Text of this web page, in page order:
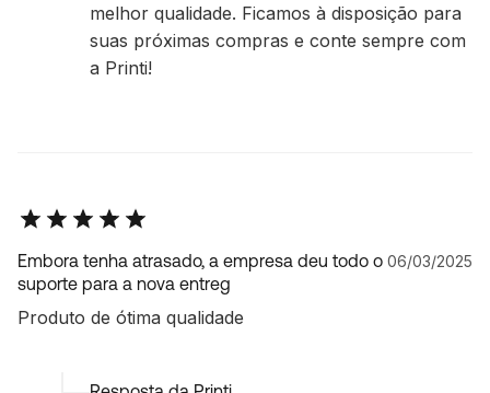
melhor qualidade. Ficamos à disposição para
suas próximas compras e conte sempre com
a Printi!
Embora tenha atrasado, a empresa deu todo o
suporte para a nova entreg
Produto de ótima qualidade
06/03/2025